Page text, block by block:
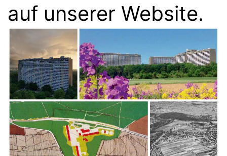
auf unserer Website.